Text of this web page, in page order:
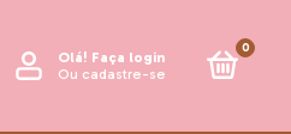
Olá! Faça login
Ou cadastre-se
0